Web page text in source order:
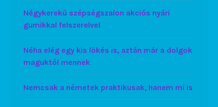
Négykerekű szépségszalon akciós nyári
gumikkal felszerelve!
Néha elég egy kis lökés is, aztán már a dolgok
maguktól mennek
Nemcsak a németek praktikusak, hanem mi is